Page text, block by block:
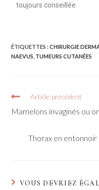
toujours conseillée.
ÉTIQUETTES :CHIRURGIE
NAEVUS TUMEURS CUTANÉES
Article précédent
Mamelons invaginés ou
Thorax en entonnoir
VOUS DEVRIEZ